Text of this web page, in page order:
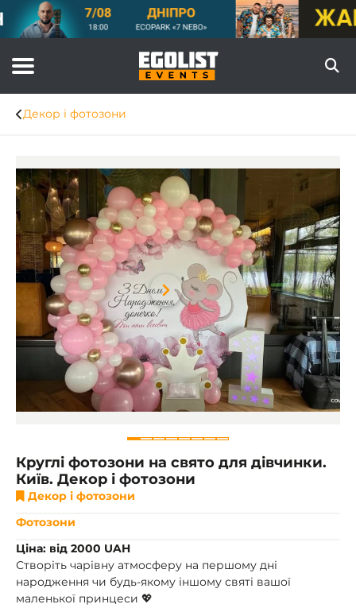
Декор і фотозони
Item
1
of
8
Круглі фотозони на свято для дівчинки.
Київ. Декор і фотозони
Декор і фотозони
Фотозони
Ціна: від 2000 UAH
Створіть чарівну атмосферу на першому дні
народження чи будь-якому іншому святі вашої
маленької принцеси 💖